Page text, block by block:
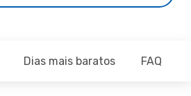
Dias mais baratos FAQ